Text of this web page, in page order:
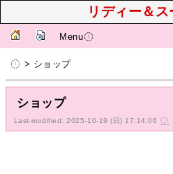
リディー＆
Menu
> ショップ
ショップ
Last-modified: 2025-10-19 (日) 17:14:06